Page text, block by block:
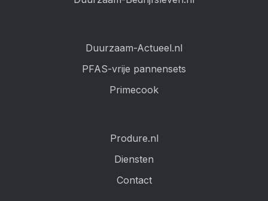
Duurzaam-Actueel.nl
PFAS-vrije pannensets
Primecook
Produre.nl
Diensten
Contact